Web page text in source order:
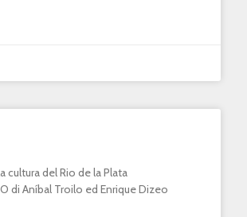
del Rio de la Plata
di Aníbal Troilo ed Enrique Dizeo